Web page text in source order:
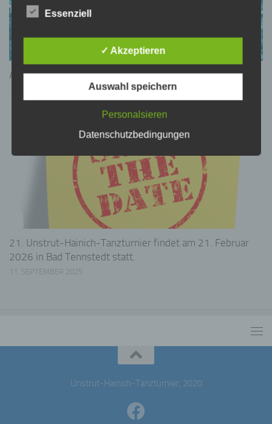
Anmeldestopp für das 21. UH-TT
21. Unstrut-Hainich-Tanzturnier findet am 21. Februar
2026 in Bad Tennstedt statt.
11. SEPTEMBER 2025
Unstrut-Hainich-Tanzturnier, 2020
zustehenden Rechte aufgeklärt.
Wir haben als für die Verarbeitung Verantwortlicher
Maßnahmen umgesetzt, um einen möglichst
lückenlosen Schutz der über diese Internetseite
verarbeiteten personenbezogenen Daten
sicherzustellen. Dennoch können Internetbasierte
Datenübertragungen grundsätzlich
Sicherheitslücken aufweisen, sodass ein absoluter
Schutz nicht gewährleistet werden kann. Aus
frei, personenbezogene Daten auch auf
uns zu übermitteln.
Begriffsbestimmungen
Die Datenschutzerklärung beruht auf den
Begrifflichkeiten, die durch den Europäischen
Richtlinien- und Verordnungsgeber beim Erlass
der Datenschutz-Grundverordnung (DS-GVO)
verwendet wurden. Unsere Datenschutzerklärung
soll sowohl für die Öffentlichkeit als auch für
unsere Kunden und Geschäftspartner einfach
die sich auf eine identifizierte oder identifizierbare
natürliche Person (im Folgenden „betroffene
Essenziell
✓ Akzeptieren
Auswahl speichern
Personalsieren
Datenschutzbedingungen